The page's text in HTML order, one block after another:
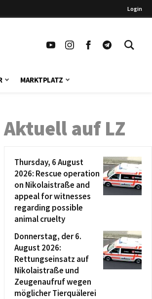
Login
MARKTPLATZ
Aktuell auf LZ
Thursday, 6 August
2026: Rescue operation
on Nikolaistraße and
appeal for witnesses
regarding possible
animal cruelty
Donnerstag, der 6.
August 2026:
Rettungseinsatz auf
Nikolaistraße und
Zeugenaufruf wegen
möglicher Tierquälerei